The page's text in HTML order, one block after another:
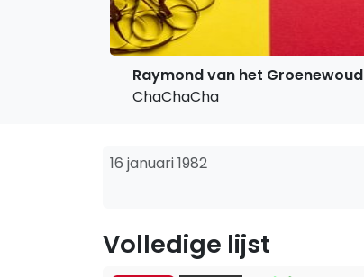
Raymond van het Groenewoud
ChaChaCha
16 januari 1982
Volledige lijst